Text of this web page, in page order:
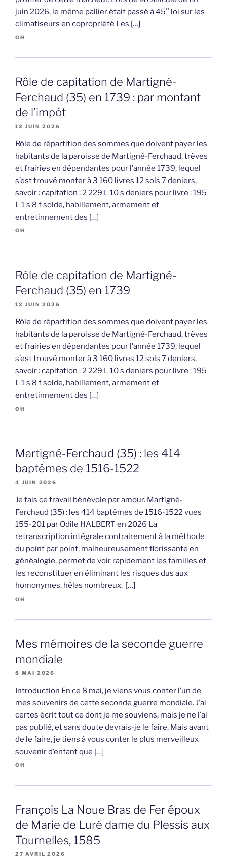
juin 2026, le même pallier était passé à 45° loi sur les
climatiseurs en copropriété Les […]
OH
Rôle de capitation de Martigné-
Ferchaud (35) en 1739 : par montant
de l’impôt
12 JUIN 2026
Rôle de répartition des sommes que doivent payer les
habitants de la paroisse de Martigné-Ferchaud, trèves
et frairies en dépendantes pour l’année 1739, lequel
s’est trouvé monter à 3 160 livres 12 sols 7 deniers,
savoir : capitation : 2 229 L 10 s deniers pour livre : 195
L 1 s 8 f solde, habillement, armement et
entretinnement des […]
OH
Rôle de capitation de Martigné-
Ferchaud (35) en 1739
12 JUIN 2026
Rôle de répartition des sommes que doivent payer les
habitants de la paroisse de Martigné-Ferchaud, trèves
et frairies en dépendantes pour l’année 1739, lequel
s’est trouvé monter à 3 160 livres 12 sols 7 deniers,
savoir : capitation : 2 229 L 10 s deniers pour livre : 195
L 1 s 8 f solde, habillement, armement et
entretinnement des […]
OH
Martigné-Ferchaud (35) : les 414
baptêmes de 1516-1522
4 JUIN 2026
Je fais ce travail bénévole par amour. Martigné-
Ferchaud (35) : les 414 baptêmes de 1516-1522 vues
155-201 par Odile HALBERT en 2026 La
retranscription intégrale contrairement à la méthode
du point par point, malheureusement florissante en
généalogie, permet de voir rapidement les familles et
les reconstituer en éliminant les risques dus aux
homonymes, hélas nombreux. […]
OH
Mes mémoires de la seconde guerre
mondiale
8 MAI 2026
Introduction En ce 8 mai, je viens vous conter l’un de
mes souvenirs de cette seconde guerre mondiale. J’ai
certes écrit tout ce dont je me souviens, mais je ne l’ai
pas publié, et sans doute devrais-je le faire. Mais avant
de le faire, je tiens à vous conter le plus merveilleux
souvenir d’enfant que […]
OH
François La Noue Bras de Fer époux
de Marie de Luré dame du Plessis aux
Tournelles, 1585
27 AVRIL 2026